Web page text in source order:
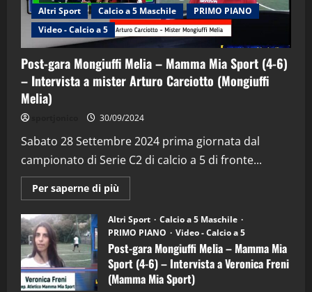
Altri Sport Calcio a 5 Maschile
PRIMO PIANO
Video - Calcio a 5
Post-gara Mongiuffi Melia – Mamma Mia Sport (4-6)
– Intervista a mister Arturo Carciotto (Mongiuffi
Melia)
30/09/2024
Sabato 28 Settembre 2024 prima giornata dal
campionato di Serie C2 di calcio a 5 di fronte...
Per saperne di più
informazioni
Post-
gara
Mongiuffi
Melia
–
Mamma
Mia
Sport
Altri Sport
Calcio a 5 Maschile
PRIMO PIANO
Video - Calcio a 5
Post-gara Mongiuffi Melia – Mamma Mia
Sport (4-6) – Intervista a Veronica Freni
(Mamma Mia Sport)
2
“SportEmpire” in Podcast: 29^ Puntata
(Martedi 28 Aprile 2026)
28/04/2026
3
"SportEmpire" in Podcast
“SportEmpire” in Podcast: 28^ Puntata
(Martedi 21 Aprile 2026)
21/04/2026